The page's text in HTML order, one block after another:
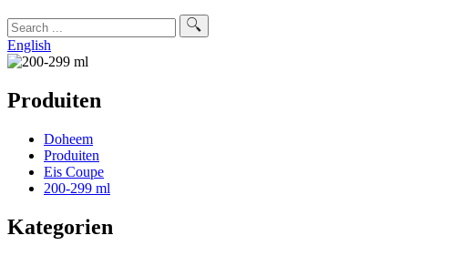
English
Produiten
Doheem
Produiten
Eis Coupe
200-299 ml
Kategorien